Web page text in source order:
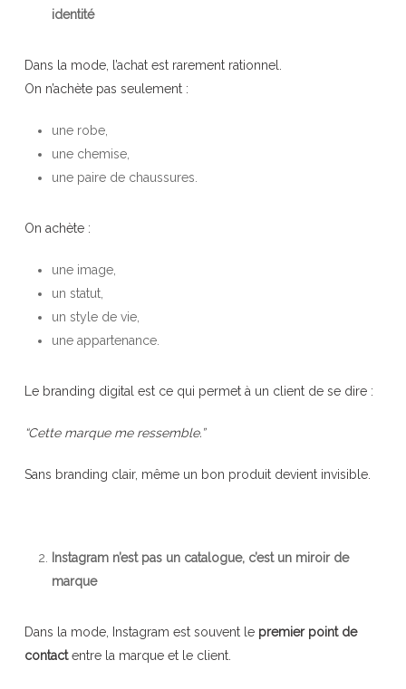
identité
Dans la mode, l’achat est rarement rationnel.
On n’achète pas seulement :
une robe,
une chemise,
une paire de chaussures.
On achète :
une image,
un statut,
un style de vie,
une appartenance.
Le branding digital est ce qui permet à un client de se dire :
“Cette marque me ressemble.”
Sans branding clair, même un bon produit devient invisible.
Instagram n’est pas un catalogue, c’est un miroir de
marque
Dans la mode, Instagram est souvent le premier point de
contactentre la marque et le client.